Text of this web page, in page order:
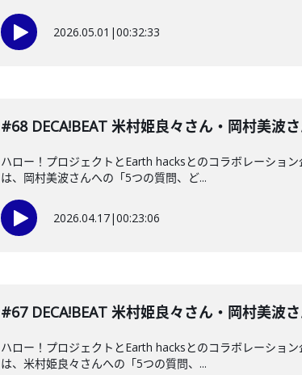
2026.05.01 |00:32:33
#68 DECA!BEAT 米村姫良々さん・岡村美波
ハロー！プロジェクトとEarth hacksとのコラボレーショ
は、岡村美波さんへの「5つの質問、ど...
2026.04.17|00:23:06
#67 DECA!BEAT 米村姫良々さん・岡村美波
ハロー！プロジェクトとEarth hacksとのコラボレーショ
は、米村姫良々さんへの「5つの質問、...